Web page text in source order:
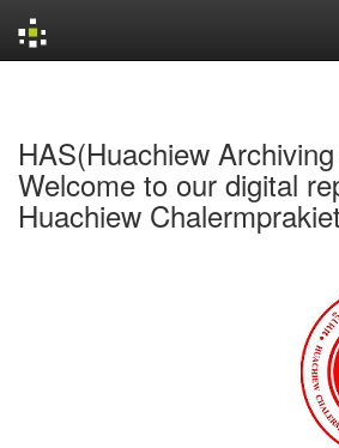
HAS(Huachiew
Welcome to our digital
Huachiew